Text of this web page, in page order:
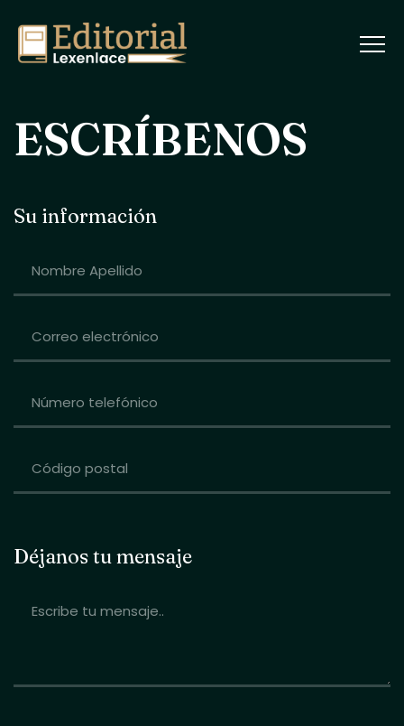
ESCRÍBENOS
Su información
Déjanos tu mensaje